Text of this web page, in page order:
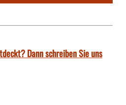
Dann schreiben Sie uns